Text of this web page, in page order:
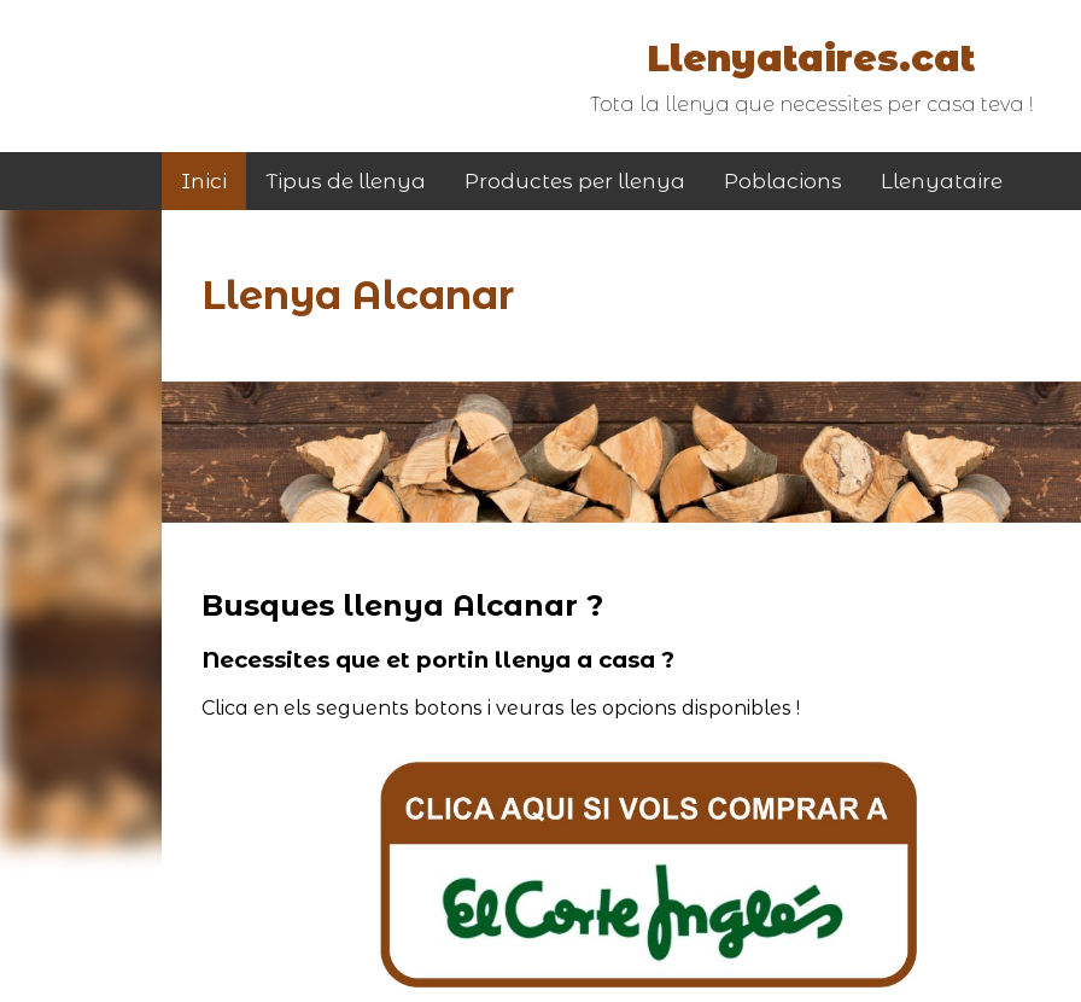
Llenyataires.cat
Tota la llenya que necessites per casa teva !
Inici Tipus de llenya Productes per llenya Poblacions Llenyataire
Llenya Alcanar
Busques llenya Alcanar ?
Necessites que et portin llenya a casa ?
Clica en els seguents botons i veuras les opcions disponibles !